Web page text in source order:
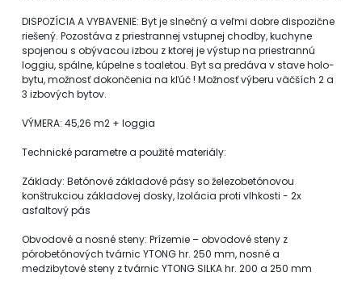
DISPOZÍCIA A VYBAVENIE: Byt je slnečný a veľmi dobre dispozične
riešený. Pozostáva z priestrannej vstupnej chodby, kuchyne
spojenou s obývacou izbou z ktorej je výstup na priestrannú
loggiu, spálne, kúpelne s toaletou. Byt sa predáva v stave holo-
bytu, možnosť dokončenia na kľúč ! Možnosť výberu väčších 2 a
3 izbových bytov.
VÝMERA: 45,26 m2 + loggia
Technické parametre a použité materiály:
Základy: Betónové základové pásy so železobetónovou
konštrukciou základovej dosky, Izolácia proti vlhkosti - 2x
asfaltový pás
Obvodové a nosné steny: Prízemie – obvodové steny z
pórobetónových tvárnic YTONG hr. 250 mm, nosné a
medzibytové steny z tvárnic YTONG SILKA hr. 200 a 250 mm